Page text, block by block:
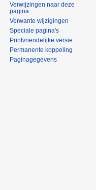
Verwijzingen naar deze
pagina
Verwante wijzigingen
Speciale pagina's
Printvriendelijke versie
Permanente koppeling
Paginagegevens